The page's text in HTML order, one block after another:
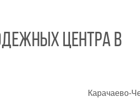
центра в
Карачаево-